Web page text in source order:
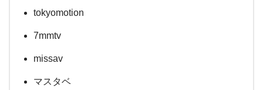
tokyomotion
7mmtv
missav
マスタベ